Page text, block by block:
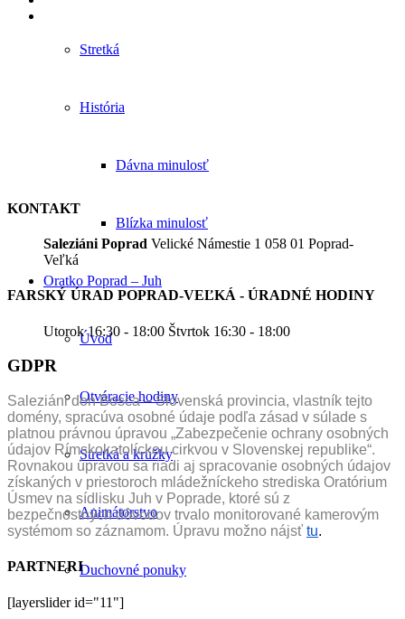
Stretká
História
Dávna minulosť
Blízka minulosť
Oratko Poprad – Juh
Úvod
Otváracie hodiny
Stretká a krúžky
Animátorstvo
Duchovné ponuky
KONTAKT
Saleziáni Poprad Velické Námestie 1 058 01 Poprad-
Veľká
FARSKÝ ÚRAD POPRAD-VEĽKÁ - ÚRADNÉ HODINY
Utorok 16:30 - 18:00 Štvrtok 16:30 - 18:00
GDPR
Saleziáni don Bosca – Slovenská provincia, vlastník tejto
domény, spracúva osobné údaje podľa zásad v súlade s
platnou právnou úpravou „Zabezpečenie ochrany osobných
údajov Rímskokatolíckou cirkvou v Slovenskej republike“.
Rovnakou úpravou sa riadi aj spracovanie osobných údajov
získaných v priestoroch mládežníckeho strediska Oratórium
Úsmev na sídlisku Juh v Poprade, ktoré sú z
bezpečnostných dôvodov trvalo monitorované kamerovým
systémom so záznamom. Úpravu možno nájsť tu.
PARTNERI
[layerslider id="11"]